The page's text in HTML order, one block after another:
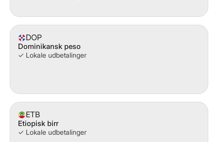
DOP
Dominikansk peso
✓ Lokale udbetalinger
ETB
Etiopisk birr
✓ Lokale udbetalinger